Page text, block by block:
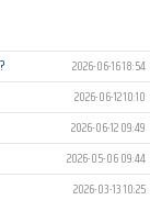
2026-06-16 18:54
2026-06-12 10:10
2026-06-12 09:49
2026-05-06 09:44
2026-03-13 10:25